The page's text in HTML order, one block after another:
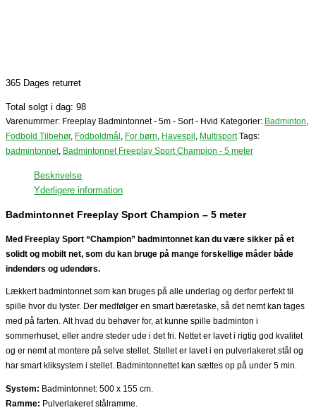
365 Dages returret
Total solgt i dag: 98
Varenumrmer: Freeplay Badmintonnet - 5m - Sort - Hvid Kategorier: Badminton,
Fodbold Tilbehør, Fodboldmål , For børn, Havespil , Multisport Tags:
badmintonnet, Badmintonnet Freeplay Sport Champion - 5 meter
Beskrivelse
Yderligere information
Badmintonnet Freeplay Sport Champion – 5 meter
Med Freeplay Sport “Champion” badmintonnet kan du være sikker på et
solidt og mobilt net, som du kan bruge på mange forskellige måder både
indendørs og udendørs.
Lækkert badmintonnet som kan bruges på alle underlag og derfor perfekt til
spille hvor du lyster. Der medfølger en smart bæretaske, så det nemt kan tages
med på farten. Alt hvad du behøver for, at kunne spille badminton i
sommerhuset, eller andre steder ude i det fri. Nettet er lavet i rigtig god kvalitet
og er nemt at montere på selve stellet. Stellet er lavet i en pulverlakeret stål og
har smart kliksystem i stellet. Badmintonnettet kan sættes op på under 5 min.
System: Badmintonnet: 500 x 155 cm.
Ramme: Pulverlakeret stålramme.